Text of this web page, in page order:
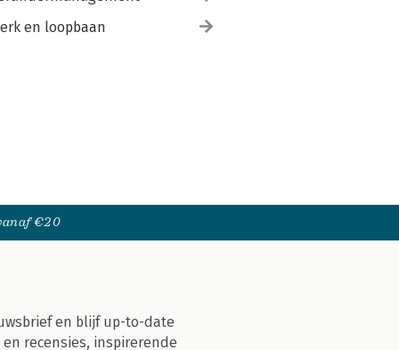
en loopbaan
€20
en blijf up-to-date
recensies, inspirerende